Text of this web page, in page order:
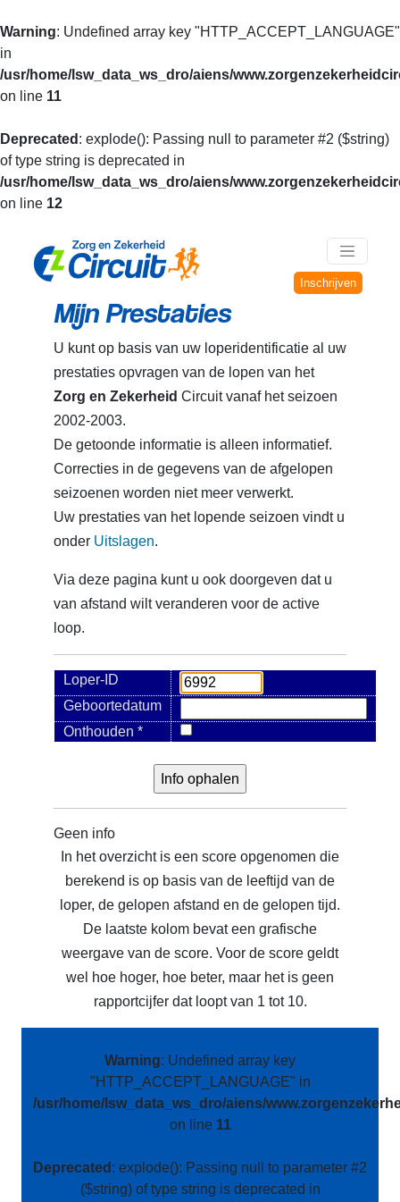
Warning: Undefined array key "HTTP_ACCEPT_LANGUAGE"
in
/usr/home/lsw_data_ws_dro/aiens/
on line 11
Deprecated : explode(): Passing null to parameter #2 ($string)
of type string is deprecated in
/usr/home/lsw_data_ws_dro/aiens/
on line 12
Inschrijven
Mijn Prestaties
U kunt op basis van uw loperidentificatie al uw
prestaties opvragen van de lopen van het
Zorg en Zekerheid Circuit vanaf het seizoen
2002-2003.
De getoonde informatie is alleen informatief.
Correcties in de gegevens van de afgelopen
seizoenen worden niet meer verwerkt.
Uw prestaties van het lopende seizoen vindt u
onder Uitslagen.
Via deze pagina kunt u ook doorgeven dat u
van afstand wilt veranderen voor de active
loop.
Loper-ID
Geboortedatum
Onthouden *
Geen info
In het overzicht is een score opgenomen die
berekend is op basis van de leeftijd van de
loper, de gelopen afstand en de gelopen tijd.
De laatste kolom bevat een grafische
weergave van de score. Voor de score geldt
wel hoe hoger, hoe beter, maar het is geen
rapportcijfer dat loopt van 1 tot 10.
Warning: Undefined array key
"HTTP_ACCEPT_LANGUAGE" in
/usr/home/lsw_data_ws_dro/aiens/
on line 11
Deprecated : explode(): Passing null to parameter #2
($string) of type string is deprecated in